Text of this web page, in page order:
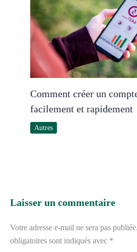
Comment créer un
facilement et rapidement
Autres
Laisser un commentaire
Votre adresse e-mail ne sera pas publiée.
obligatoires sont indiqués avec *